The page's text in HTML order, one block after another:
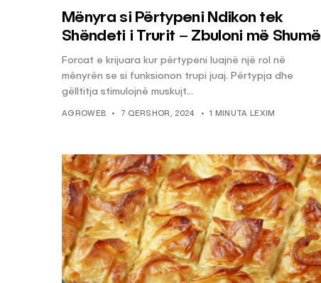
Mënyra si Përtypeni Ndikon tek
Shëndeti i Trurit – Zbuloni më Shumë
Forcat e krijuara kur përtypeni luajnë një rol në
mënyrën se si funksionon trupi juaj. Përtypja dhe
gëlltitja stimulojnë muskujt...
AGROWEB 7 QERSHOR, 2024 1 MINUTA LEXIM